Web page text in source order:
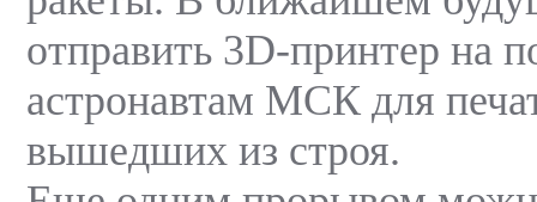
отправить 3D-принтер на
астронавтам МСК для
вышедших из строя.